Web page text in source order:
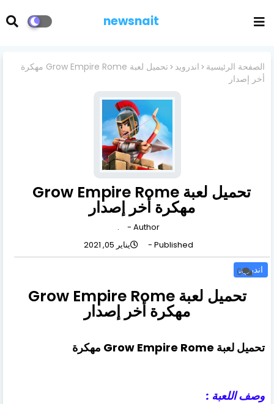
newsnait
الصفحة الرئيسية اندرويد
تحميل لعبة Grow Empire Rome مهكرة
أخر إصدار
تحميل لعبة Grow Empire Rome
مهكرة أخر إصدار
Author -
.
Published -
يناير 05, 2021
اندرويد0
تحميل لعبة Grow Empire Rome
مهكرة أخر إصدار
تحميل لعبة Grow Empire Rome مهكرة
وصف اللعبة :